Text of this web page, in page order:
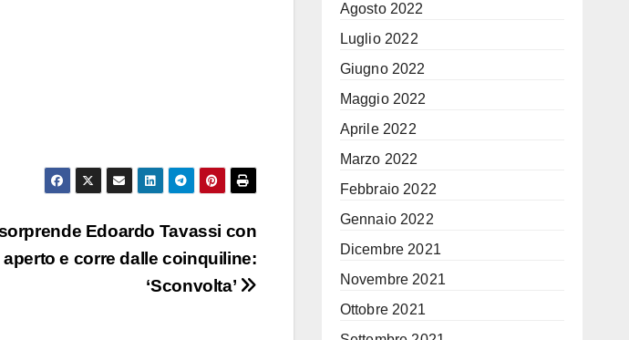
Edoardo Tavassi con
aperto e corre dalle coinquiline:
‘Sconvolta’
Agosto 2022
Luglio 2022
Giugno 2022
Maggio 2022
Aprile 2022
Marzo 2022
Febbraio 2022
Gennaio 2022
Dicembre 2021
Novembre 2021
Ottobre 2021